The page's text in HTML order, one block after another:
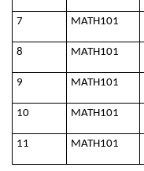
7 MATH101
8 MATH101
9 MATH101
10 MATH101
11 MATH101